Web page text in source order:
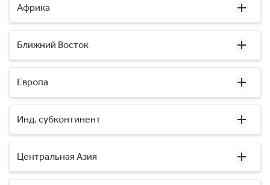
Африка
Ближний Восток
Европа
Инд. субконтинент
Центральная Азия